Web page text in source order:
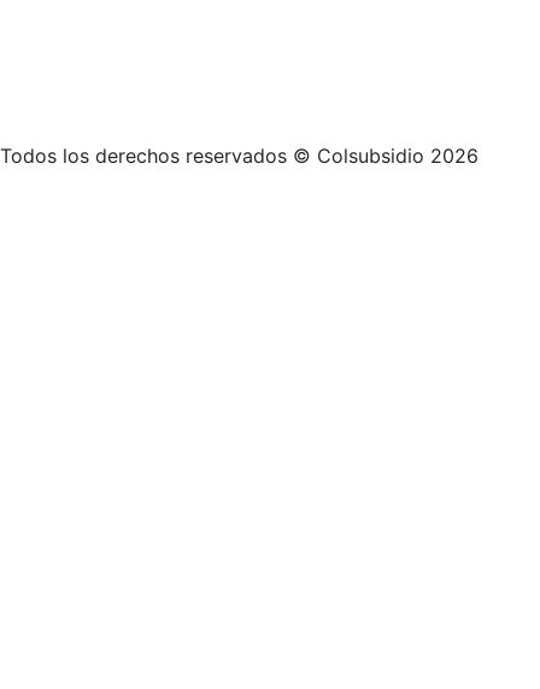
Todos los derechos reservados © Colsubsidio 2026